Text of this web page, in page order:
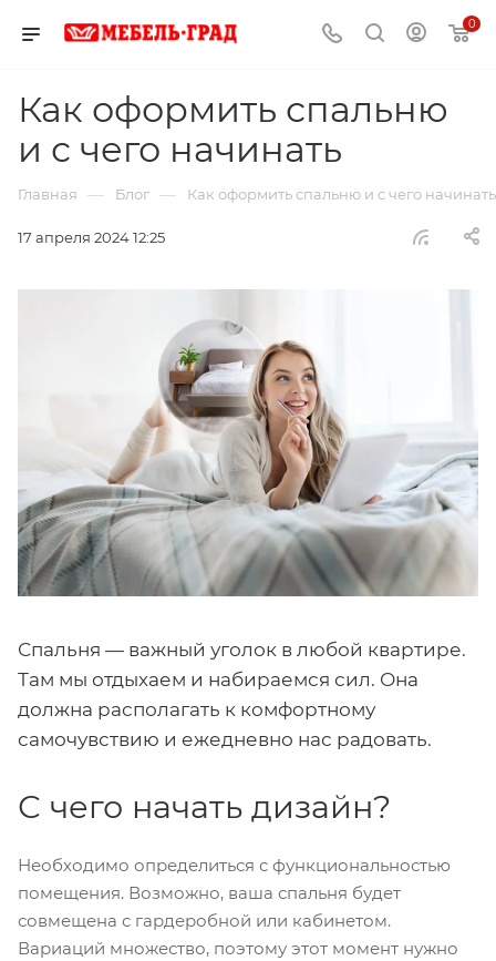
0
Как оформить спальню
и с чего начинать
Главная — Блог — Как оформить спальню и с чего начинать
17 апреля 2024 12:25
Спальня — важный уголок в любой квартире.
Там мы отдыхаем и набираемся сил. Она
должна располагать к комфортному
самочувствию и ежедневно нас радовать.
С чего начать дизайн?
Необходимо определиться с функциональностью
помещения. Возможно, ваша спальня будет
совмещена с гардеробной или кабинетом.
Вариаций множество, поэтому этот момент нужно